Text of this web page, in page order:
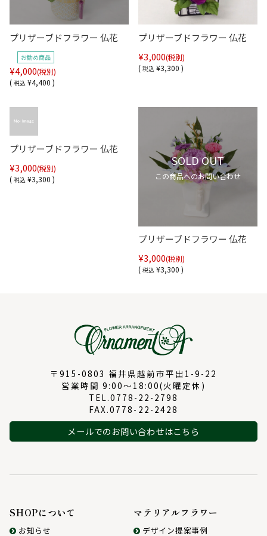
プリザーブドフラワー 仏花
お勧め商品
¥4,000(税別)
(税込 ¥4,400 )
プリザーブドフラワー 仏花
¥3,000(税別)
(税込 ¥3,300 )
プリザーブドフラワー 仏花
¥3,000(税別)
(税込 ¥3,300 )
SOLD OUT
この商品へのお問い合わせ
プリザーブドフラワー 仏花
¥3,000(税別)
(税込 ¥3,300 )
〒915-0803 福井県越前市平出1-9-22
営業時間 9:00～18:00(火曜定休)
TEL.0778-22-2798
FAX.0778-22-2428
メールでのお問い合わせはこちら
SHOPについて
お知らせ
マテリアルフラワー
デザイン提案事例